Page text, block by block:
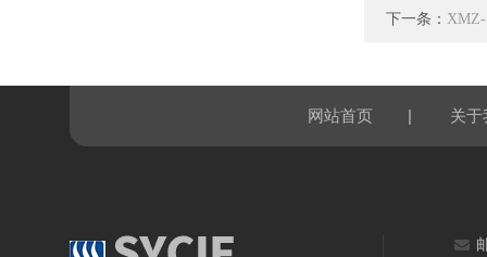
下一条：
网站首页 | 关于